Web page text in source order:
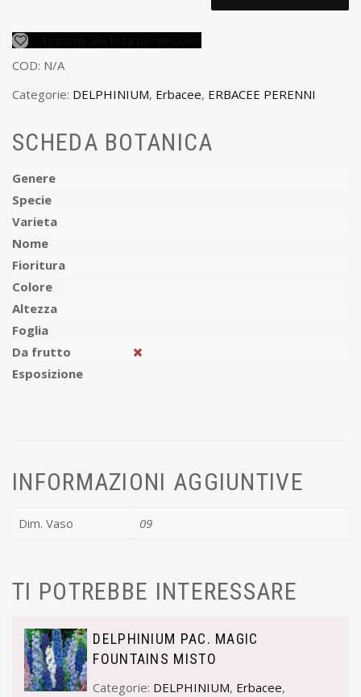
COD: N/A
Categorie: DELPHINIUM, Erbacee, ERBACEE PERENNI
SCHEDA BOTANICA
Genere
Specie
Varieta
Nome
Fioritura
Colore
Altezza
Foglia
Da frutto
Esposizione
INFORMAZIONI AGGIUNTIVE
Dim. Vaso 09
TI POTREBBE INTERESSARE
DELPHINIUM PAC. MAGIC
FOUNTAINS MISTO
Categorie: DELPHINIUM, Erbacee,